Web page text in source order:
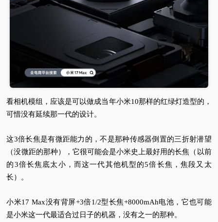
看相机模组，应该是可以做成当年小米10那样的红绿灯造型的，
可惜没有延续那一代的设计。
这3倍长焦是有微距能力的，不是那种传感器倒置的三折射潜望
（没微距的那种），它很可能会是小米史上最好用的长焦（以前
的3倍长焦底太小，而这一代其他机型的5倍长焦，焦段又太
长）。
小米17 Max没有背屏+3倍1/2型长焦+8000mAh电池，它也可能
是小米这一代最适合过日子的机器，没有之一的那种。